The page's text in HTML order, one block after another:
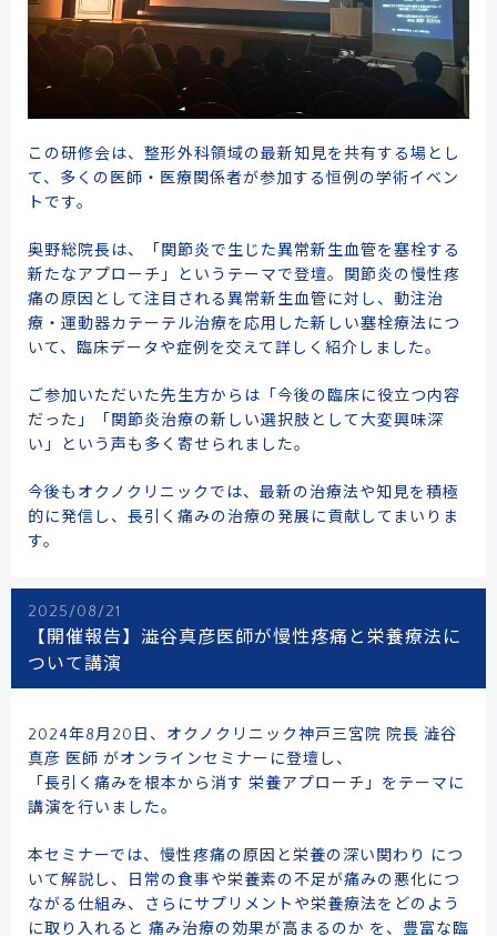
この研修会は、整形外科領域の最新知見を共有する場とし
て、多くの医師・医療関係者が参加する恒例の学術イベン
トです。
奥野総院長は、「関節炎で生じた異常新生血管を塞栓する
新たなアプローチ」というテーマで登壇。関節炎の慢性疼
痛の原因として注目される異常新生血管に対し、動注治
療・運動器カテーテル治療を応用した新しい塞栓療法につ
いて、臨床データや症例を交えて詳しく紹介しました。
ご参加いただいた先生方からは「今後の臨床に役立つ内容
だった」「関節炎治療の新しい選択肢として大変興味深
い」という声も多く寄せられました。
今後もオクノクリニックでは、最新の治療法や知見を積極
的に発信し、長引く痛みの治療の発展に貢献してまいりま
す。
2025/08/21
【開催報告】澁谷真彦医師が慢性疼痛と栄養療法に
ついて講演
2024年8月20日、オクノクリニック神戸三宮院 院長 澁谷
真彦 医師 がオンラインセミナーに登壇し、
「長引く痛みを根本から消す 栄養アプローチ」をテーマに
講演を行いました。
本セミナーでは、慢性疼痛の原因と栄養の深い関わり につ
いて解説し、日常の食事や栄養素の不足が痛みの悪化につ
ながる仕組み、さらにサプリメントや栄養療法をどのよう
に取り入れると 痛み治療の効果が高まるのか を、豊富な臨